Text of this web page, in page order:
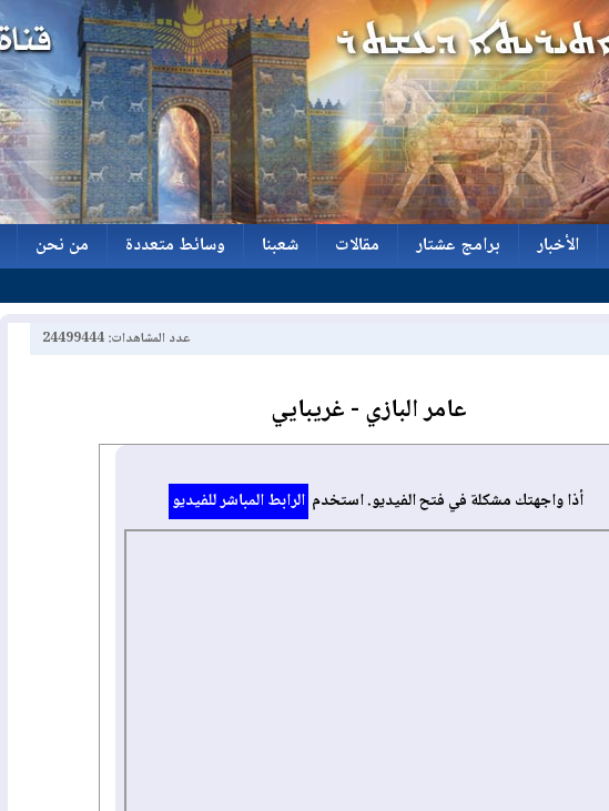
الأخبار
برامج عشتار
مقالات
شعبنا
وسائط متعددة
من نحن
عدد المشاهدات: 24499444
عامر البازي - غريبايي
أذا واجهتك مشكلة في فتح الفيديو. استخدم الرابط المباشر للفيديو